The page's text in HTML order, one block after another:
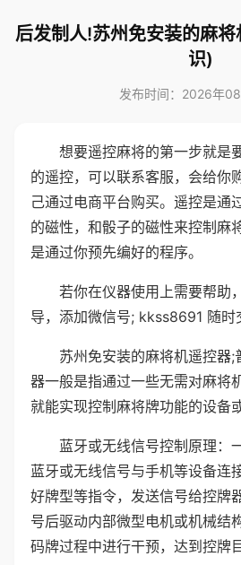
后发制人!苏州免安装的麻
识)
发布时间：2026年
想要遥控麻将的第一步就是
的遥控，可以联系客服，会给你
己通过电商平台购买。遥控是通
的磁性，和骰子的磁性来控制麻
是通过你预先编好的程序。
若你在仪器使用上需要帮助
导，添加微信号; kkss8691 随时
苏州免安装的麻将机遥控器
器一般是指通过一些无需对麻将
就能实现控制麻将牌功能的设备
蓝牙或无线信号控制原理：
蓝牙或无线信号与手机等设备连
好牌型等指令，发送信号给控牌
号后驱动内部微型电机或机械结
码牌过程中进行干预，达到控牌目